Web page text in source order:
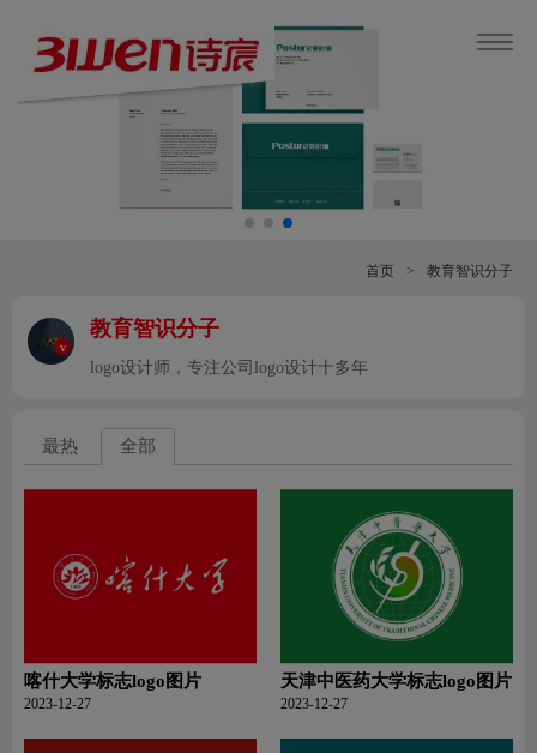
首页 > 教育智识分子
v
教育智识分子
logo设计师，专注公司logo设计十多年
最热 全部
喀什大学标志logo图片
2023-12-27
天津中医药大学标志logo图片
2023-12-27